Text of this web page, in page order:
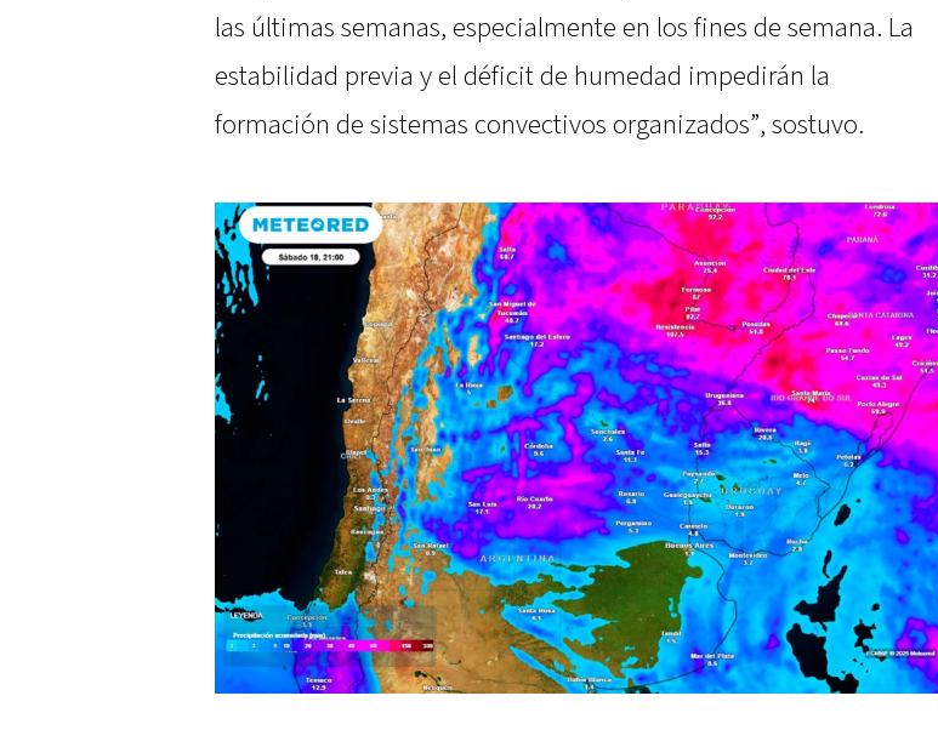
las últimas semanas, especialmente en los fines de semana. La
estabilidad previa y el déficit de humedad impedirán la
formación de sistemas convectivos organizados”, sostuvo.